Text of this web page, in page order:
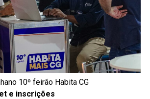
10º feirão Habita CG
e inscrições